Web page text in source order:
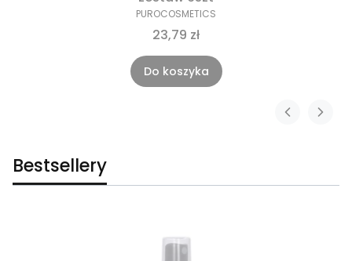
PUROCOSMETICS
23,79 zł
Do koszyka
Bestsellery